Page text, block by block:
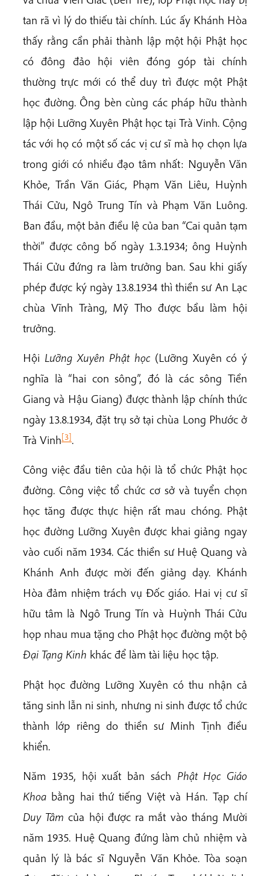
tan rã vì lý do thiếu tài chính. Lúc ấy Khánh Hòa
thấy rằng cần phải thành lập một hội Phật học
có đông đảo hội viên đóng góp tài chính
thường trực mới có thể duy trì được một Phật
học đường. Ông bèn cùng các pháp hữu thành
lập hội Lưỡng Xuyên Phật học tại Trà Vinh. Cộng
tác với họ có một số các vị cư sĩ mà họ chọn lựa
trong giới có nhiều đạo tâm nhất: Nguyễn Văn
Khỏe, Trần Văn Giác, Phạm Văn Liêu, Huỳnh
Thái Cửu, Ngô Trung Tín và Phạm Văn Luông.
Ban đầu, một bản điều lệ của ban “Cai quản tạm
thời” được công bố ngày 1.3.1934; ông Huỳnh
Thái Cửu đứng ra làm trưởng ban. Sau khi giấy
phép được ký ngày 13.8.1934 thì thiền sư An Lạc
chùa Vĩnh Tràng, Mỹ Tho được bầu làm hội
trưởng.
Hội Lưỡng Xuyên Phật học (Lưỡng Xuyên có ý
nghĩa là “hai con sông”, đó là các sông Tiền
Giang và Hậu Giang) được thành lập chính thức
ngày 13.8.1934, đặt trụ sở tại chùa Long Phước ở
Trà Vinh[3].
Công việc đầu tiên của hội là tổ chức Phật học
đường. Công việc tổ chức cơ sở và tuyển chọn
học tăng được thực hiện rất mau chóng. Phật
học đường Lưỡng Xuyên được khai giảng ngay
vào cuối năm 1934. Các thiền sư Huệ Quang và
Khánh Anh được mời đến giảng dạy. Khánh
Hòa đảm nhiệm trách vụ Đốc giáo. Hai vị cư sĩ
hữu tâm là Ngô Trung Tín và Huỳnh Thái Cửu
họp nhau mua tặng cho Phật học đường một bộ
Đại Tạng Kinh khác để làm tài liệu học tập.
Phật học đường Lưỡng Xuyên có thu nhận cả
tăng sinh lẫn ni sinh, nhưng ni sinh được tổ chức
thành lớp riêng do thiền sư Minh Tịnh điều
khiển.
Năm 1935, hội xuất bản sách Phật Học Giáo
Khoa bằng hai thứ tiếng Việt và Hán. Tạp chí
Duy Tâmcủa hội được ra mắt vào tháng Mười
năm 1935. Huệ Quang đứng làm chủ nhiệm và
quản lý là bác sĩ Nguyễn Văn Khỏe. Tòa soạn